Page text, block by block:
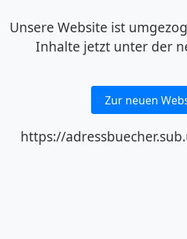
Unsere Website ist
Inhalte jetzt unter der
Zur neuen
https://